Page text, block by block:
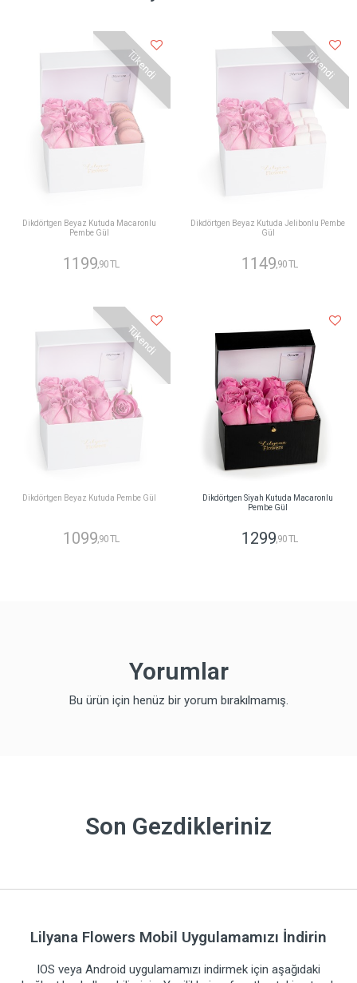
Tükendi
Dikdörtgen Beyaz Kutuda Macaronlu
Pembe Gül
1199 ,90 TL
Tükendi
Dikdörtgen Beyaz Kutuda Jelibonlu Pembe
Gül
1149 ,90 TL
Tükendi
Dikdörtgen Beyaz Kutuda Pembe Gül
1099,90 TL
Dikdörtgen Siyah Kutuda Macaronlu
Pembe Gül
1299,90 TL
Yorumlar
Bu ürün için henüz bir yorum bırakılmamış.
Son Gezdikleriniz
Lilyana Flowers Mobil Uygulamamızı İndirin
IOS veya Android uygulamamızı indirmek için aşağıdaki